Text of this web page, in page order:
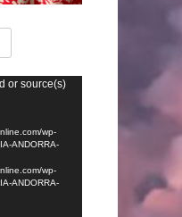
or source(s)
wp-
ANDORRA-
wp-
ANDORRA-